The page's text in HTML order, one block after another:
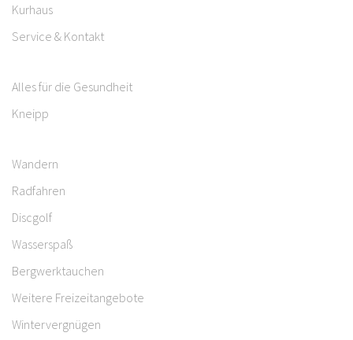
Kurhaus
Service & Kontakt
Alles für die Gesundheit
Kneipp
Wandern
Radfahren
Discgolf
Wasserspaß
Bergwerktauchen
Weitere Freizeitangebote
Wintervergnügen